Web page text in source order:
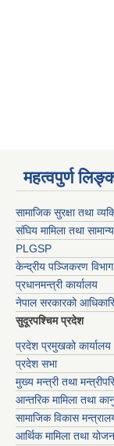
महत्वपुर्ण
सामाजिक सुरक्षा तथा
संघिय मामिला तथा
PLGSP
केन्द्रीय पञ्जिकरण विभाग
प्रधानमन्त्री कार्यालय
नेपाल सरकारको
सुदूरपश्चिम प्रदेश
प्रदेश प्रमुखको कार्यालय
प्रदेश सभा
मुख्य मन्त्री तथा
आन्तरिक मामिला तथा
सामाजिक विकास
आर्थिक मामिला तथा